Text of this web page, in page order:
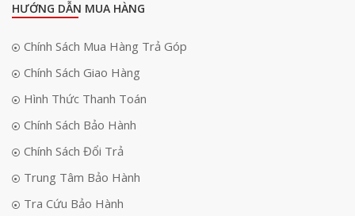
HƯỚNG DẪN MUA HÀNG
Chính Sách Mua Hàng Trả Góp
Chính Sách Giao Hàng
Hình Thức Thanh Toán
Chính Sách Bảo Hành
Chính Sách Đổi Trả
Trung Tâm Bảo Hành
Tra Cứu Bảo Hành